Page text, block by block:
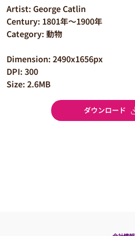
Artist: George Catlin
Century: 1801年～1900年
Category: 動物
Dimension: 2490x1656px
DPI: 300
Size: 2.6MB
ダウンロード